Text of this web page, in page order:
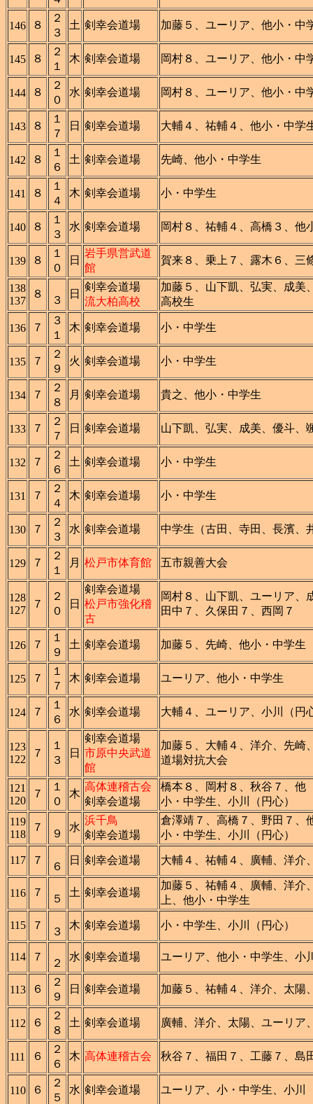
146 ８
２
３
土 剣幸会道場 加藤５、ユーリア、他小・中
145 ８
２
１
木 剣幸会道場 岡村８、ユーリア、他小・中
144 ８
２
０
水 剣幸会道場 岡村８、ユーリア、他小・中
143 ８
１
７
日 剣幸会道場 大輔４、祐輔４、他小・中学
142 ８
１
６
土 剣幸会道場 先崎、他小・中学生
141 ８
１
４
木 剣幸会道場 小・中学生
140 ８
１
３
水 剣幸会道場 岡村８、祐輔４、高橋３、他
139 ８
１
０
日
岩手県営武道
館
賀来８、乗上７、露木６、三
138
137
８
３
日
剣幸会道場
流大柏高校
加藤５、山下凱、弘実、成美
高校生
136 ７
３
１
木 剣幸会道場 小・中学生
135 ７
２
９
火 剣幸会道場 小・中学生
134 ７
２
８
月 剣幸会道場 貴之、他小・中学生
133 ７
２
７
日 剣幸会道場 山下凱、弘実、成美、優斗、
132 ７
２
６
土 剣幸会道場 小・中学生
131 ７
２
４
木 剣幸会道場 小・中学生
130 ７
２
３
水 剣幸会道場 中学生（古田、寺田、長濱、
129 ７
２
１
月 松戸市体育館 五市親善大会
128
127
７
２
０
日
剣幸会道場
松戸市強化稽
古
岡村８、山下凱、ユーリア、
田中７、久保田７、西岡７
126 ７
１
９
土 剣幸会道場 加藤５、先崎、他小・中学生
125 ７
１
７
木 剣幸会道場 ユーリア、他小・中学生
124 ７
１
６
水 剣幸会道場 大輔４、ユーリア、小川（円
123
122
７
１
３
日
剣幸会道場
市原中央武道
館
加藤５、大輔４、洋介、先崎
道場対抗大会
121
120
７
１
０
木
高体連稽古会
剣幸会道場
橋本８、岡村８、秋谷７、他
小・中学生、小川（円心）
119
118
７
９
水
浜千鳥
剣幸会道場
倉澤靖７、高橋７、野田７、
小・中学生、小川（円心）
117 ７
６
日 剣幸会道場 大輔４、祐輔４、廣輔、洋介
116 ７
５
土 剣幸会道場
加藤５、祐輔４、廣輔、洋介
上、他小・中学生
115 ７
３
木 剣幸会道場 小・中学生、小川（円心）
114 ７
２
水 剣幸会道場 ユーリア、他小・中学生、小
113 ６
２
９
日 剣幸会道場 加藤５、祐輔４、洋介、太陽
112 ６
２
８
土 剣幸会道場 廣輔、洋介、太陽、ユーリア
111 ６
２
６
木 高体連稽古会 秋谷７、福田７、工藤７、島
110 ６
２
５
水 剣幸会道場 ユーリア、小・中学生、小川